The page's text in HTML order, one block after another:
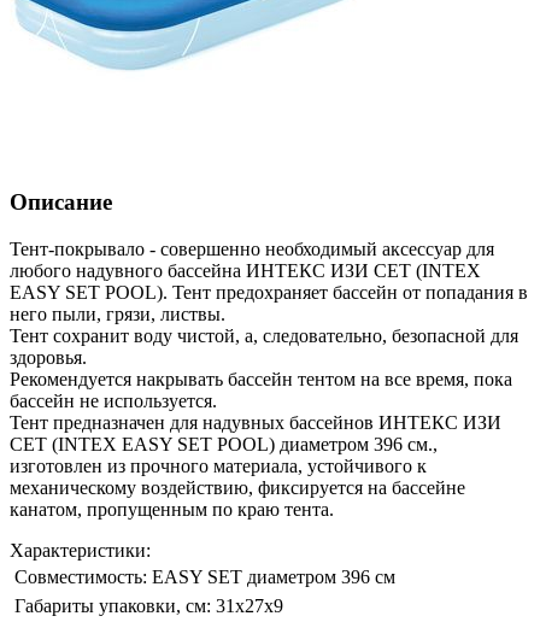
Описание
Тент-покрывало - совершенно необходимый аксессуар для
любого надувного бассейна ИНТЕКС ИЗИ СЕТ (INTEX
EASY SET POOL). Тент предохраняет бассейн от попадания в
него пыли, грязи, листвы.
Тент сохранит воду чистой, а, следовательно, безопасной для
здоровья.
Рекомендуется накрывать бассейн тентом на все время, пока
бассейн не используется.
Тент предназначен для надувных бассейнов ИНТЕКС ИЗИ
СЕТ (INTEX EASY SET POOL) диаметром 396 см.,
изготовлен из прочного материала, устойчивого к
механическому воздействию, фиксируется на бассейне
канатом, пропущенным по краю тента.
Характеристики:
Совместимость: EASY SET диаметром 396 см
Габариты упаковки, см: 31х27х9